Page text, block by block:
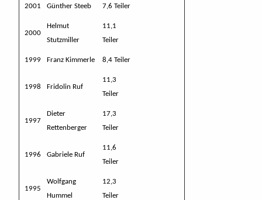
2001 Günther Steeb 7,6 Teiler
2000
Helmut
Stutzmiller
11,1
Teiler
1999 Franz Kimmerle 8,4 Teiler
1998 Fridolin Ruf
11,3
Teiler
1997
Dieter
Rettenberger
17,3
Teiler
1996 Gabriele Ruf
11,6
Teiler
1995
Wolfgang
Hummel
12,3
Teiler